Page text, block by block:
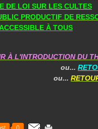
DE LOI SUR LES CULTES
PRODUCTIF DE
À TOUS
À L'INTRODUCTION DU
ou...
ou...